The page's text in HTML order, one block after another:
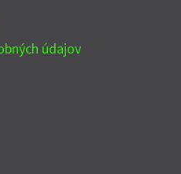
údajov